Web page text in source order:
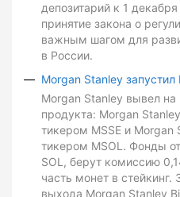
депозитарий к 1
принятие закона о
важным шагом для
в России.
Morgan Stanley запустил
Morgan Stanley вывел
продукта: Morgan
тикером MSSE и Morgan
тикером MSOL. Фонды
SOL, берут комиссию
часть монет в стейкинг.
выхода Morgan Stanley